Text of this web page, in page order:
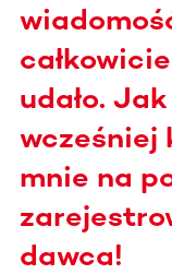
udało.
wcześniej
mnie na
dawca!